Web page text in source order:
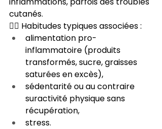
cutanés.
👉🏻 Habitudes typiques associées :
alimentation pro-
inflammatoire (produits
transformés, sucre, graisses
saturées en excès),
sédentarité ou au contraire
suractivité physique sans
récupération,
stress.